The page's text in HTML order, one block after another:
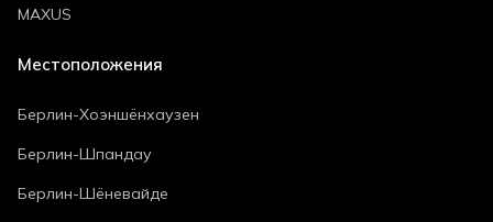
MAXUS
Местоположения
Берлин-Хоэншёнхаузен
Берлин-Шпандау
Берлин-Шёневайде